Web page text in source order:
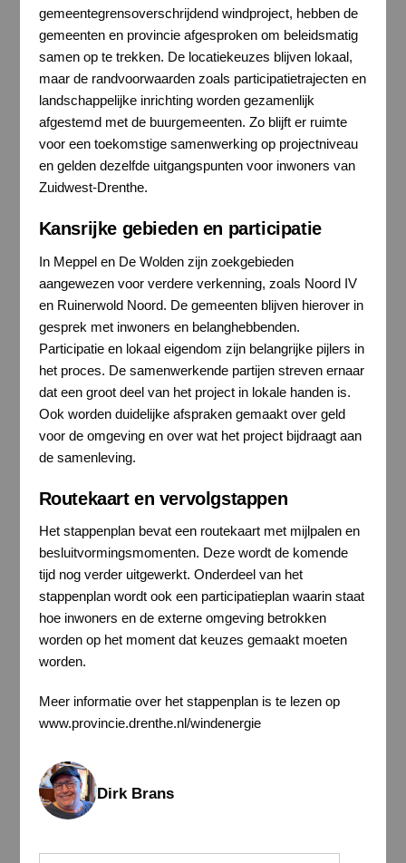
gemeentegrensoverschrijdend windproject, hebben de
gemeenten en provincie afgesproken om beleidsmatig
samen op te trekken. De locatiekeuzes blijven lokaal,
maar de randvoorwaarden zoals participatietrajecten en
landschappelijke inrichting worden gezamenlijk
afgestemd met de buurgemeenten. Zo blijft er ruimte
voor een toekomstige samenwerking op projectniveau
en gelden dezelfde uitgangspunten voor inwoners van
Zuidwest-Drenthe.
Kansrijke gebieden en participatie
In Meppel en De Wolden zijn zoekgebieden
aangewezen voor verdere verkenning, zoals Noord IV
en Ruinerwold Noord. De gemeenten blijven hierover in
gesprek met inwoners en belanghebbenden.
Participatie en lokaal eigendom zijn belangrijke pijlers in
het proces. De samenwerkende partijen streven ernaar
dat een groot deel van het project in lokale handen is.
Ook worden duidelijke afspraken gemaakt over geld
voor de omgeving en over wat het project bijdraagt aan
de samenleving.
Routekaart en vervolgstappen
Het stappenplan bevat een routekaart met mijlpalen en
besluitvormingsmomenten. Deze wordt de komende
tijd nog verder uitgewerkt. Onderdeel van het
stappenplan wordt ook een participatieplan waarin staat
hoe inwoners en de externe omgeving betrokken
worden op het moment dat keuzes gemaakt moeten
worden.
Meer informatie over het stappenplan is te lezen op
www.provincie.drenthe.nl/windenergie
Dirk Brans